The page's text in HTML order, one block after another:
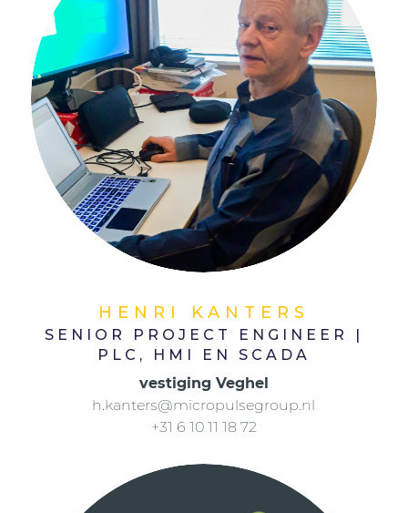
HENRI KANTERS
SENIOR PROJECT ENGINEER |
PLC, HMI EN SCADA
vestiging Veghel
h.kanters@micropulsegroup.nl
+31 6 10 11 18 72